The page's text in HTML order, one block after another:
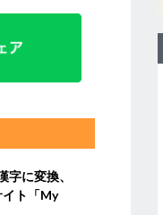
に変換、
イト「My